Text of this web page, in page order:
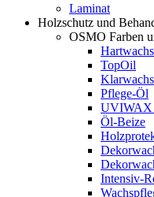
Laminat
Holzschutz und
OSMO Farben
TopOil
Klarwachs
Pflege-Öl
UVIWAX
Öl-Beize
Intensiv-